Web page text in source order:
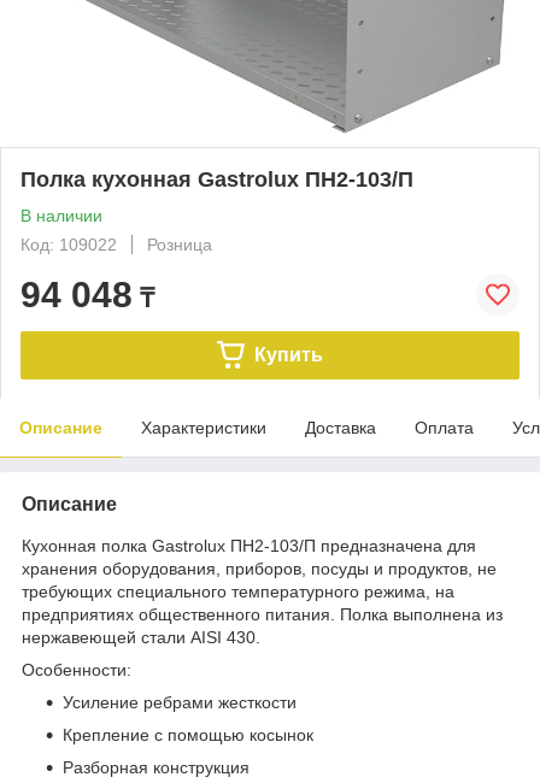
Полка кухонная Gastrolux ПН2-103/П
В наличии
Код: 109022
Розница
94 048 ₸
Купить
Описание Характеристики Доставка Оплата
Описание
Кухонная полка Gastrolux ПН2-103/П предназначена для
хранения оборудования, приборов, посуды и продуктов, не
требующих специального температурного режима, на
предприятиях общественного питания. Полка выполнена из
нержавеющей стали AISI 430.
Особенности:
Усиление ребрами жесткости
Крепление с помощью косынок
Разборная конструкция